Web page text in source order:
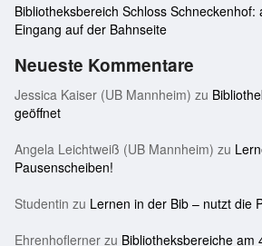
Bibliotheksbereich Schloss
Eingang auf der Bahnseite
Neueste Kommentare
Jessica Kaiser (UB Mannheim) zu
geöffnet
Angela Leichtweiß (UB Mannheim) zu
Pausenscheiben!
Studentin zu Lernen in der Bib – nutzt die
Ehrenhoflerner zu Bibliotheksbereiche am